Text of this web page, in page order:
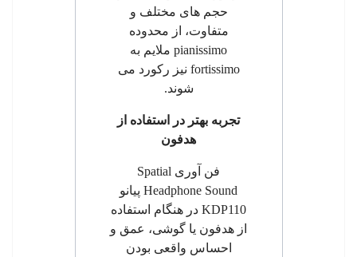
حجم های مختلف و
متفاوت، از محدوده
pianissimo ملایم به
fortissimo نیز رکورد می
شوند.
تجربه بهتر در استفاده از
هدفون
فن آوری Spatial
Headphone Sound پیانو
KDP110 در هنگام استفاده
از هدفون یا گوشی، عمق و
احساس واقعی بودن